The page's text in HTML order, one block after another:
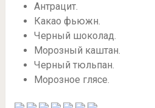
Антрацит.
Какао фьюжн.
Черный шоколад.
Морозный каштан.
Черный тюльпан.
Морозное глясе.